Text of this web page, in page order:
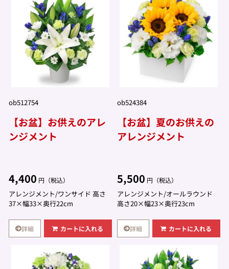
ob512754
【お盆】お供えのアレ
ンジメント
4,400 円（税込）
アレンジメント/ワンサイド 高さ
37×幅33×奥行22cm
詳細 カートに入れる
ob524384
【お盆】夏のお供えの
アレンジメント
5,500 円（税込）
アレンジメント/オールラウンド
高さ20×幅23×奥行23cm
詳細 カートに入れる